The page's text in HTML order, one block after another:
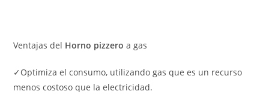
Ventajas del Horno pizzero a gas
✓Optimiza el consumo, utilizando gas que es un recurso
menos costoso que la electricidad.